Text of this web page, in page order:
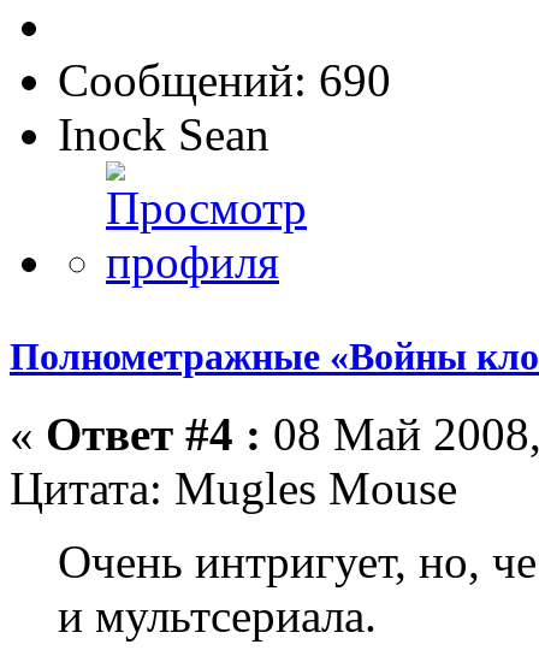
Сообщений: 690
Inock Sean
Полнометражные «Войны
« Ответ #4 : 08 Май
Цитата: Mugles Mouse
Очень интригует, но,
и мультсериала.